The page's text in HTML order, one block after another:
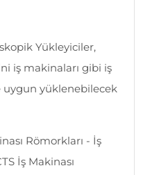
Yükleyiciler,
iş makinaları gibi iş
yüklenebilecek
Römorkları - İş
İş Makinası